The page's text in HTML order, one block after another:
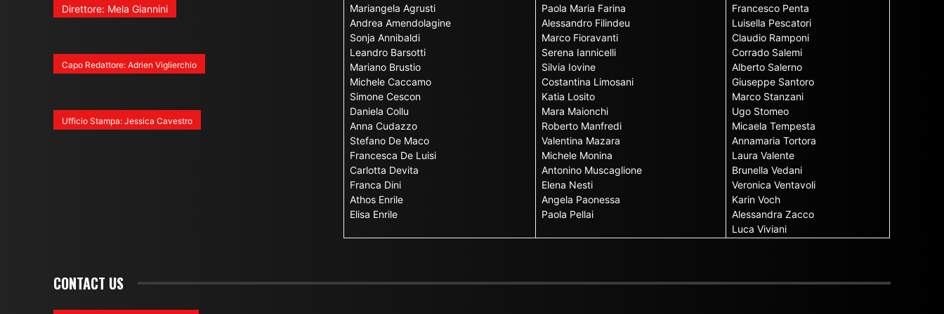
Direttore: Mela Giannini
Capo Redattore: Adrien Viglierchio
Ufficio Stampa: Jessica Cavestro
Mariangela Agrusti
Andrea Amendolagine
Sonja Annibaldi
Leandro Barsotti
Mariano Brustio
Michele Caccamo
Simone Cescon
Daniela Collu
Anna Cudazzo
Stefano De Maco
Francesca De Luisi
Carlotta Devita
Franca Dini
Athos Enrile
Elisa Enrile
Paola Maria Farina
Alessandro Filindeu
Marco Fioravanti
Serena Iannicelli
Silvia Iovine
Costantina Limosani
Katia Losito
Mara Maionchi
Roberto Manfredi
Valentina Mazara
Michele Monina
Antonino Muscaglione
Elena Nesti
Angela Paonessa
Paola Pellai
Francesco Penta
Luisella Pescatori
Claudio Ramponi
Corrado Salemi
Alberto Salerno
Giuseppe Santoro
Marco Stanzani
Ugo Stomeo
Micaela Tempesta
Annamaria Tortora
Laura Valente
Brunella Vedani
Veronica Ventavoli
Karin Voch
Alessandra Zacco
Luca Viviani
CONTACT US